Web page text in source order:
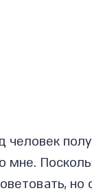
мне.
но